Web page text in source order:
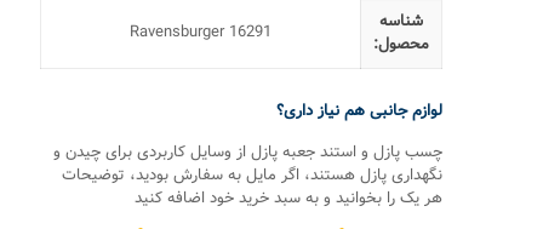
شناسه
محصول:
Ravensburger 16291
لوازم جانبی هم نیاز داری؟
چسب پازل و استند جعبه پازل از وسایل کاربردی برای چیدن و
نگهداری پازل هستند، اگر مایل به سفارش بودید، توضیحات
هر یک را بخوانید و به سبد خرید خود اضافه کنید